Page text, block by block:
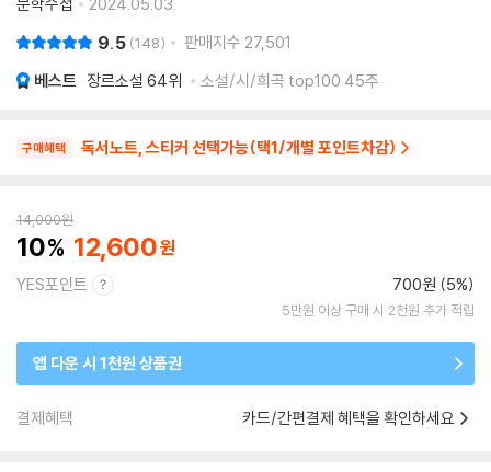
9.5 148 판매지수 27,501
베스트 장르소설 64위 소설/시/희곡 top100 45주
구매혜택 독서노트, 스티커 선택가능(택1/개별 포인트차감)
14,000원
10 12,600
YES포인트 700원 (5%)
5만원 이상 구매 시 2천원 추가 적립
앱 다운 시 1천원 상품권
결제혜택 카드/간편결제 혜택을 확인하세요